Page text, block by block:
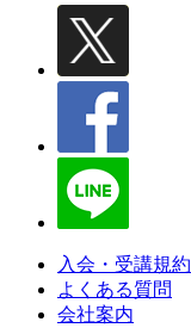
入会・受講規約
よくある質問
会社案内